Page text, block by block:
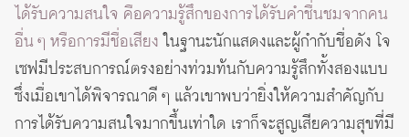
ได้รับความสนใจ คือความรู้สึกของการได้รับคำชื่นชมจากคน
อื่น ๆ หรือการมีชื่อเสียงในฐานะนักแสดงและผู้กำกับชื่อดัง โจ
เซฟมีประสบการณ์ตรงอย่างท่วมท้นกับความรู้สึกทั้งสองแบบ
ซึ่งเมื่อเขาได้พิจารณาดี ๆ แล้วเขาพบว่ายิ่งให้ความสำคัญกับ
การได้รับความสนใจมากขึ้นเท่าใด เราก็จะสูญเสียความสุขที่มี